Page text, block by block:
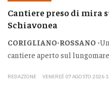
Cantiere preso di mira
Schiavonea
CORIGLIANO-ROSSANO -
cantiere aperto sul lungomare
REDAZIONE VENERDÌ 07 AGOSTO 2026